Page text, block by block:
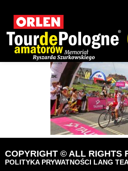
Tour
COPYRIGHT © ALL RIGHTS
POLITYKA PRYWATNOŚCI LANG